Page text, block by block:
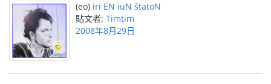
(eo) iri EN iuN ŝtatoN
貼文者: Timtim
2008年8月29日